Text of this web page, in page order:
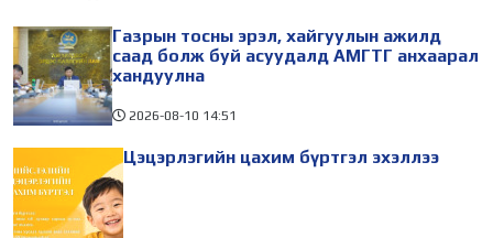
байгуулагдаж
Чингэлтэйн 14, 18 дугаар
Газрын тосны эрэл, хайгуулын ажилд
саад болж буй асуудалд АМГТГ анхаарал
хандуулна
2026-08-10 14:51
Цэцэрлэгийн цахим бүртгэл эхэллээ